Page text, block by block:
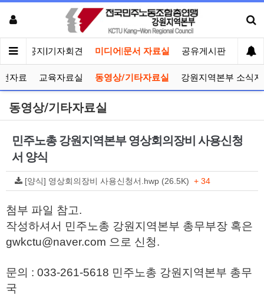
인 공지|기자회견 미디어|문서 자료실 공유게시판 선거
자료 교육자료실 동영상/기타자료실 강원지역본부 소식지
동영상/기타자료실
민주노총 강원지역본부 영상회의장비 사용신청
서 양식
[양식] 영상회의장비 사용신청서.hwp (26.5K) + 34
첨부 파일 참고.
작성하셔서 민주노총 강원지역본부 총무부장 혹은
gwkctu@naver.com 으로 신청.
문의 : 033-261-5618 민주노총 강원지역본부 총무
국